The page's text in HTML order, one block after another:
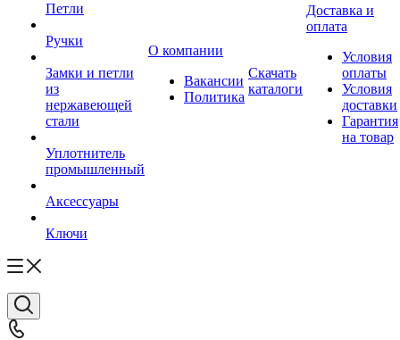
Петли
Ручки
Замки и петли
из
нержавеющей
стали
Уплотнитель
промышленный
Аксессуары
Ключи
О компании
Вакансии
Политика
Скачать
каталоги
Доставка и
оплата
Условия
оплаты
Условия
доставки
Гарантия
на товар